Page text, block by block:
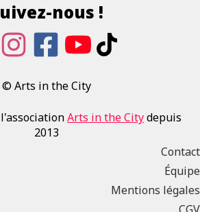
nous !
© Arts in the City
Arts in the Citydepuis
2013
Contact
Équipe
Mentions légales